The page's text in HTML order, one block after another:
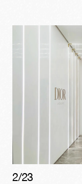
2/23